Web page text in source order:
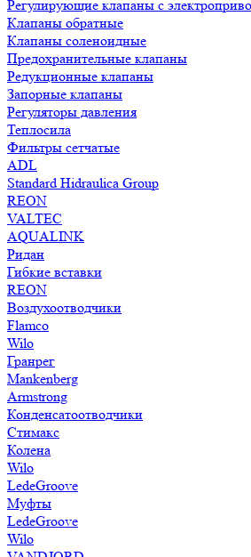
Регулирующие клапаны с
Клапаны обратные
Клапаны соленоидные
Предохранительные клапаны
Редукционные клапаны
Запорные клапаны
Регуляторы давления
Теплосила
Фильтры сетчатые
ADL
Standard Hidraulica Group
REON
VALTEC
AQUALINK
Ридан
Гибкие вставки
REON
Воздухоотводчики
Flamco
Wilo
Гранрег
Mankenberg
Armstrong
Конденсатоотводчики
Стимакс
Колена
Wilo
LedeGroove
Муфты
LedeGroove
Wilo